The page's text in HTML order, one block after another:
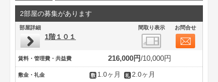
2部屋の募集があります
部屋詳細 間取り表示 お問合せ
1階１０１
賃料・管理費・共益費 216,000円 10,000円
敷金・礼金 1.0ヶ月 2.0ヶ月